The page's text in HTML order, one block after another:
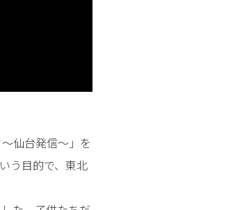
仙台発信～」を
う目的で、東北